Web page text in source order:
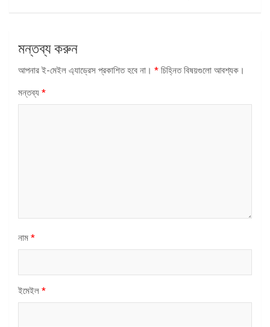
মন্তব্য করুন
আপনার ই-মেইল এ্যাড্রেস প্রকাশিত হবে না। * চিহ্নিত বিষয়গুলো আবশ্যক।
মন্তব্য *
নাম *
ইমেইল *